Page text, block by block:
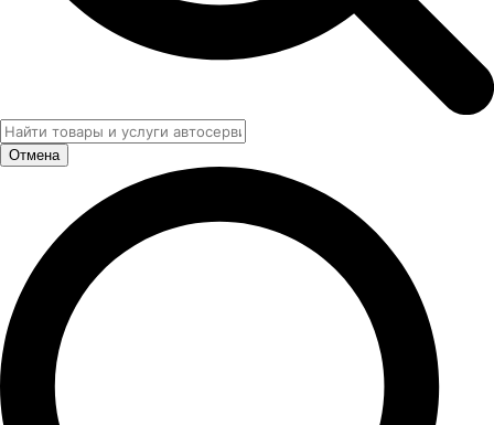
Отмена